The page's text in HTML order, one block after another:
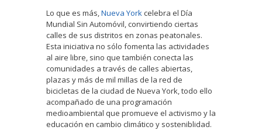
Lo que es más,Nueva York celebra el Día
Mundial Sin Automóvil, convirtiendo ciertas
calles de sus distritos en zonas peatonales.
Esta iniciativa no sólo fomenta las actividades
al aire libre, sino que también conecta las
comunidades a través de calles abiertas,
plazas y más de mil millas de la red de
bicicletas de la ciudad de Nueva York, todo ello
acompañado de una programación
medioambiental que promueve el activismo y la
educación en cambio climático y sosteniblidad.